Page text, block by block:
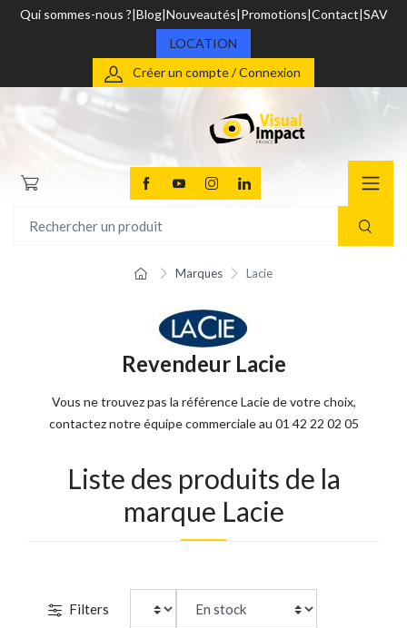
Qui sommes-nous ? Blog Nouveautés Promotions Contact SAV
LOCATION
Créer un compte / Connexion
Marques Lacie
Revendeur Lacie
Vous ne trouvez pas la référence Lacie de votre choix,
contactez notre équipe commerciale au 01 42 22 02 05
Liste des produits de la
marque Lacie
Filters